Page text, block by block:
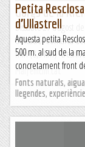
Gorgs de la
Dissabte 27 d’agost
Ubicació: Comarca
min (8,9 km)
Maifemcim.cat
Petita
d’Ullastrell
Aquesta petita
500 m. al sud de la
concretament front
Fonts naturals,
llegendes,